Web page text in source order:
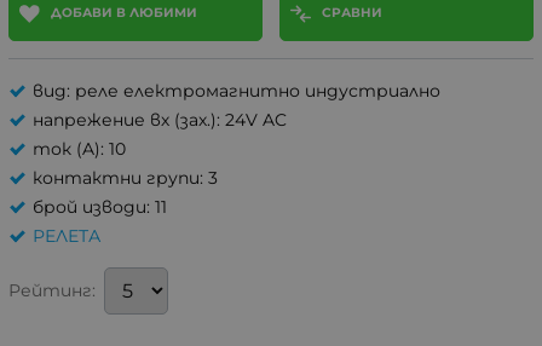
ДОБАВИ В ЛЮБИМИ СРАВНИ
вид: реле електромагнитно индустриално
напрежение вх (зах.): 24V AC
ток (A): 10
контактни групи: 3
брой изводи: 11
РЕЛЕТА
Рейтинг: